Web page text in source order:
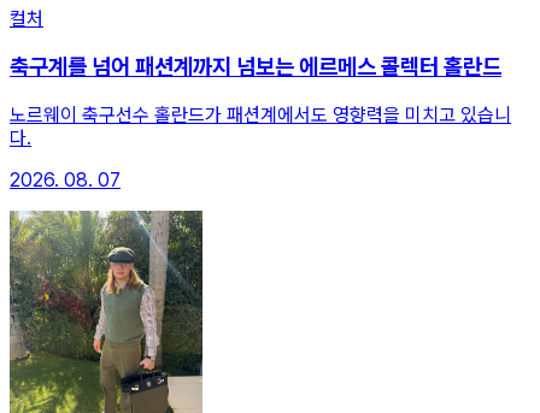
컬처
축구계를 넘어 패션계까지 넘보는 에르메스 콜렉터 홀란드
노르웨이 축구선수 홀란드가 패션계에서도 영향력을 미치고 있습니
다.
2026. 08. 07